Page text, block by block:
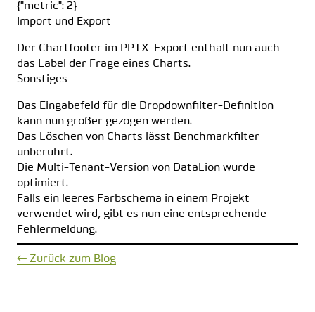
{"metric": 2}
Import und Export
Der Chartfooter im PPTX-Export enthält nun auch
das Label der Frage eines Charts.
Sonstiges
Das Eingabefeld für die Dropdownfilter-Definition
kann nun größer gezogen werden.
Das Löschen von Charts lässt Benchmarkfilter
unberührt.
Die Multi-Tenant-Version von DataLion wurde
optimiert.
Falls ein leeres Farbschema in einem Projekt
verwendet wird, gibt es nun eine entsprechende
Fehlermeldung.
← Zurück zum Blog